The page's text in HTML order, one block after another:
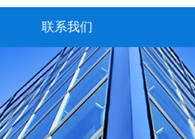
联系我们